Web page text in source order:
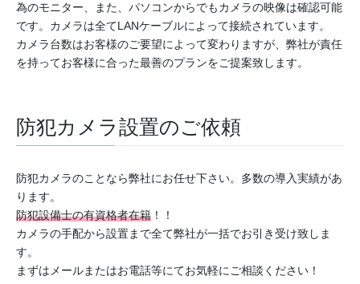
為のモニター、また、パソコンからでもカメラの映像は確認可能
です。カメラは全てLANケーブルによって接続されています。
カメラ台数はお客様のご要望によって変わりますが、弊社が責任
を持ってお客様に合った最善のプランをご提案致します。
防犯カメラ設置のご依頼
防犯カメラのことなら弊社にお任せ下さい。多数の導入実績があ
ります。
防犯設備士の有資格者在籍 ！！
カメラの手配から設置まで全て弊社が一括でお引き受け致しま
す。
まずはメールまたはお電話等にてお気軽にご相談ください！